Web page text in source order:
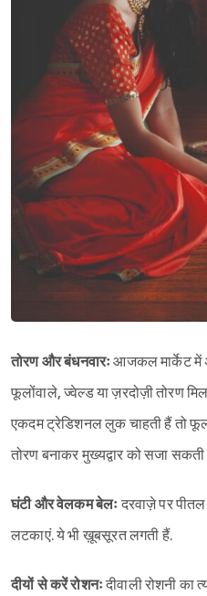
तोरण और बंधनवारःआजकल मार्केट में
फूलोंवाले, ज्वेल्ड या ज़रदोज़ी तोरण
एकदम ट्रेडिशनल लुक चाहती हैं तो
तोरण बनाकर मुख्यद्वार को सजा सकती
घंटी और वेलकम बेलः दरवाज़े पर पीतल
लटकाएं. ये भी ख़ूबसूरत लगती हैं.
दीयों से करें रोशनःदीवाली रोशनी का